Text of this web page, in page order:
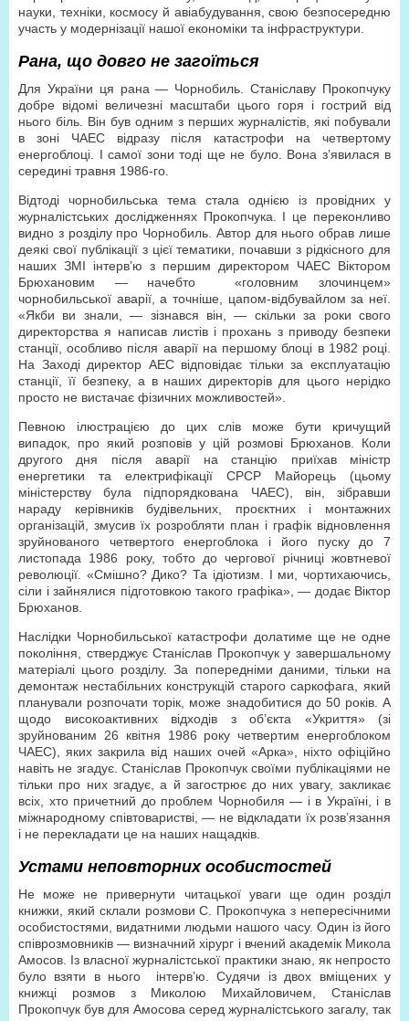
науки, техніки, космосу й авіабудування, свою безпосередню
участь у модернізації нашої економіки та інфраструктури.
Рана, що довго не загоїться
Для України ця рана — Чорнобиль. Станіславу Прокопчуку
добре відомі величезні масштаби цього горя і гострий від
нього біль. Він був одним з перших журналістів, які побували
в зоні ЧАЕС відразу після катастрофи на четвертому
енергоблоці. І самої зони тоді ще не було. Вона з’явилася в
середині травня 1986-го.
Відтоді чорнобильська тема стала однією із провідних у
журналістських дослідженнях Прокопчука. І це переконливо
видно з розділу про Чорнобиль. Автор для нього обрав лише
деякі свої публікації з цієї тематики, почавши з рідкісного для
наших ЗМІ інтерв’ю з першим директором ЧАЕС Віктором
Брюхановим — начебто «головним злочинцем»
чорнобильської аварії, а точніше, цапом-відбувайлом за неї.
«Якби ви знали, — зізнався він, — скільки за роки свого
директорства я написав листів і прохань з приводу безпеки
станції, особливо після аварії на першому блоці в 1982 році.
На Заході директор АЕС відповідає тільки за експлуатацію
станції, її безпеку, а в наших директорів для цього нерідко
просто не вистачає фізичних можливостей».
Певною ілюстрацією до цих слів може бути кричущий
випадок, про який розповів у цій розмові Брюханов. Коли
другого дня після аварії на станцію приїхав міністр
енергетики та електрифікації СРСР Майорець (цьому
міністерству була підпорядкована ЧАЕС), він, зібравши
нараду керівників будівельних, проєктних і монтажних
організацій, змусив їх розробляти план і графік відновлення
зруйнованого четвертого енергоблока і його пуску до 7
листопада 1986 року, тобто до чергової річниці жовтневої
революції. «Смішно? Дико? Та ідіотизм. І ми, чортихаючись,
сіли і зайнялися підготовкою такого графіка», — додає Віктор
Брюханов.
Наслідки Чорнобильської катастрофи долатиме ще не одне
покоління, стверджує Станіслав Прокопчук у завершальному
матеріалі цього розділу. За попередніми даними, тільки на
демонтаж нестабільних конструкцій старого саркофага, який
планували розпочати торік, може знадобитися до 50 років. А
щодо високоактивних відходів з об’єкта «Укриття» (зі
зруйнованим 26 квітня 1986 року четвертим енергоблоком
ЧАЕС), яких закрила від наших очей «Арка», ніхто офіційно
навіть не згадує. Станіслав Прокопчук своїми публікаціями не
тільки про них згадує, а й загострює до них увагу, закликає
всіх, хто причетний до проблем Чорнобиля — і в Україні, і в
міжнародному співтоваристві, — не відкладати їх розв’язання
і не перекладати це на наших нащадків.
Устами неповторних особистостей
Не може не привернути читацької уваги ще один розділ
книжки, який склали розмови С. Прокопчука з непересічними
особистостями, видатними людьми нашого часу. Один із його
співрозмовників — визначний хірург і вчений академік Микола
Амосов. Із власної журналістської практики знаю, як непросто
було взяти в нього інтерв’ю. Судячи із двох вміщених у
книжці розмов з Миколою Михайловичем, Станіслав
Прокопчук був для Амосова серед журналістського загалу, так